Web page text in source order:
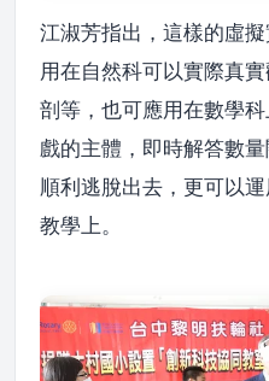
江淑芳指出，這樣的虛
用在自然科可以實際真
剖等，也可應用在數學
戲的主體，即時解答數
順利逃脫出去，更可以
教學上。